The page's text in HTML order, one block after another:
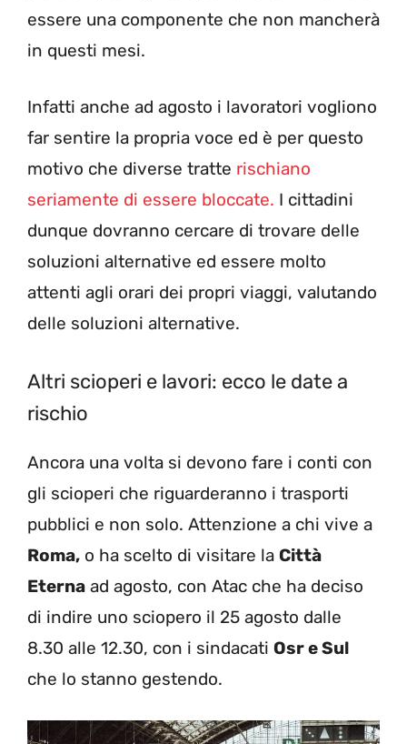
essere una componente che non mancherà
in questi mesi.
Infatti anche ad agosto i lavoratori vogliono
far sentire la propria voce ed è per questo
motivo che diverse tratte rischiano
seriamente di essere bloccate. I cittadini
dunque dovranno cercare di trovare delle
soluzioni alternative ed essere molto
attenti agli orari dei propri viaggi, valutando
delle soluzioni alternative.
Altri scioperi e lavori: ecco le date a
rischio
Ancora una volta si devono fare i conti con
gli scioperi che riguarderanno i trasporti
pubblici e non solo. Attenzione a chi vive a
Roma, o ha scelto di visitare la Città
Eterna ad agosto, con Atac che ha deciso
di indire uno sciopero il 25 agosto dalle
8.30 alle 12.30, con i sindacati Osr e Sul
che lo stanno gestendo.